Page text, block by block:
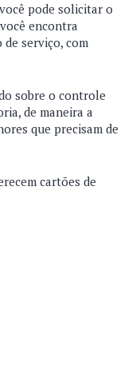
pode solicitar o
encontra
serviço, com
sobre o controle
de maneira a
que precisam de
cartões de